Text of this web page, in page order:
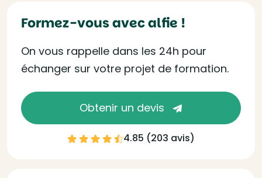
Formez-vous avec alfie !
On vous rappelle dans les 24h pour
échanger sur votre projet de formation.
Obtenir un devis
4.85 (203 avis)